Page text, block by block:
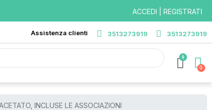
ACCEDI | REGISTRATI
Assistenza clienti 3513273919 3513273919
0
INCLUSE LE ASSOCIAZIONI